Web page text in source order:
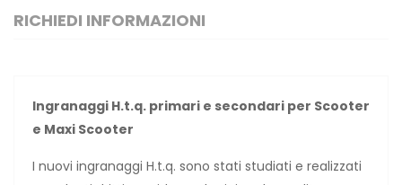
RICHIEDI INFORMAZIONI
Ingranaggi H.t.q. primari e secondari per Scooter
e Maxi Scooter
I nuovi ingranaggi H.t.q. sono stati studiati e realizzati